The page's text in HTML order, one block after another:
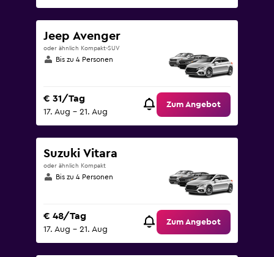
Jeep Avenger
oder ähnlich Kompakt-SUV
Bis zu 4 Personen
€ 31/Tag
17. Aug – 21. Aug
Zum Angebot
Suzuki Vitara
oder ähnlich Kompakt
Bis zu 4 Personen
€ 48/Tag
17. Aug – 21. Aug
Zum Angebot